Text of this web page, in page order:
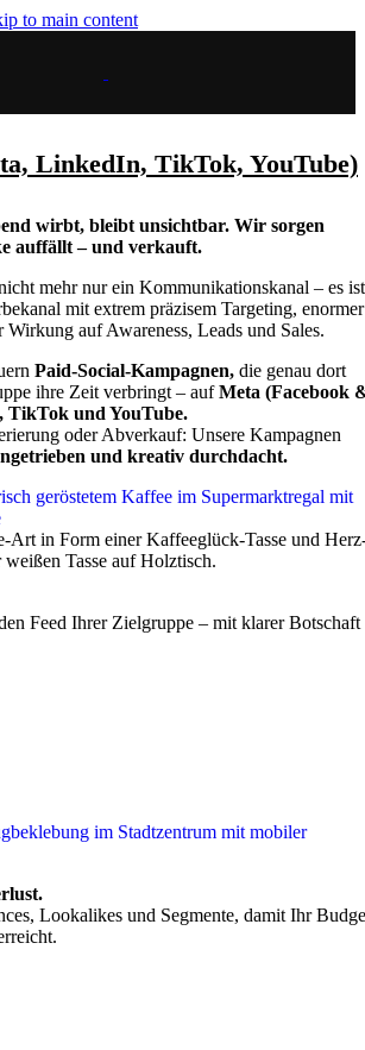
to main content
LinkedIn, TikTok, YouTube)
wirbt, bleibt unsichtbar. Wir sorgen
auffällt – und verkauft.
mehr nur ein Kommunikationskanal – es ist
mit extrem präzisem Targeting, enormer
auf Awareness, Leads und Sales.
Paid-Social-Kampagnen, die genau dort
ihre Zeit verbringt – aufMeta (Facebook
und YouTube.
oder Abverkauf: Unsere Kampagnen
und kreativ durchdacht.
Feed Ihrer Zielgruppe – mit klarer Botschaft
Lookalikes und Segmente, damit Ihr